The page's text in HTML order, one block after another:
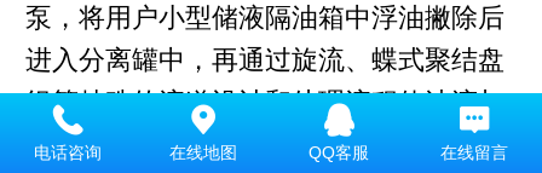
泵，将用户小型储液隔油箱中浮油撇除后
进入分离罐中，再通过旋流、蝶式聚结盘
组等特殊的流道设计和处理流程使油滴与
水快速的分离。水排回隔油箱，油留在罐
电话咨询 在线地图 QQ客服 在线留言